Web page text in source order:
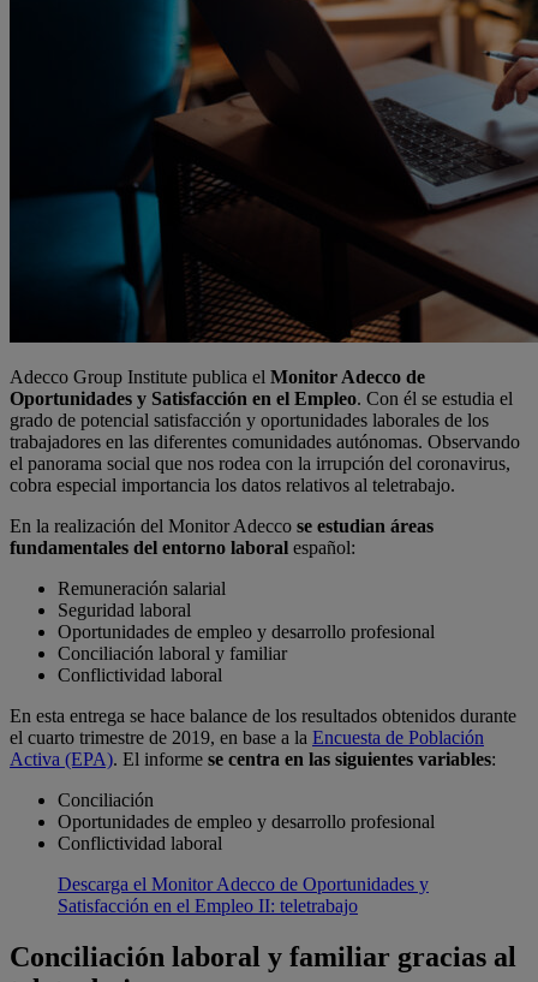
Adecco Group Institute publica el Monitor Adecco de
Oportunidades y Satisfacción en el Empleo. Con él se estudia el
grado de potencial satisfacción y oportunidades laborales de los
trabajadores en las diferentes comunidades autónomas. Observando
el panorama social que nos rodea con la irrupción del coronavirus,
cobra especial importancia los datos relativos al teletrabajo.
En la realización del Monitor Adecco se estudian áreas
fundamentales del entorno laboral español:
Remuneración salarial
Seguridad laboral
Oportunidades de empleo y desarrollo profesional
Conciliación laboral y familiar
Conflictividad laboral
En esta entrega se hace balance de los resultados obtenidos durante
el cuarto trimestre de 2019, en base a la Encuesta de Población
Activa (EPA). El informe se centra en las siguientes variables:
Conciliación
Oportunidades de empleo y desarrollo profesional
Conflictividad laboral
Descarga el Monitor Adecco de Oportunidades y
Satisfacción en el Empleo II: teletrabajo
Conciliación laboral y familiar gracias al